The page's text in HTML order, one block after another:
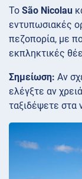
Το São Nicolau
εντυπωσιακές
πεζοπορία, με
εκπληκτικές
Σημείωση: Αν
ελέγξτε αν
ταξιδέψετε στα